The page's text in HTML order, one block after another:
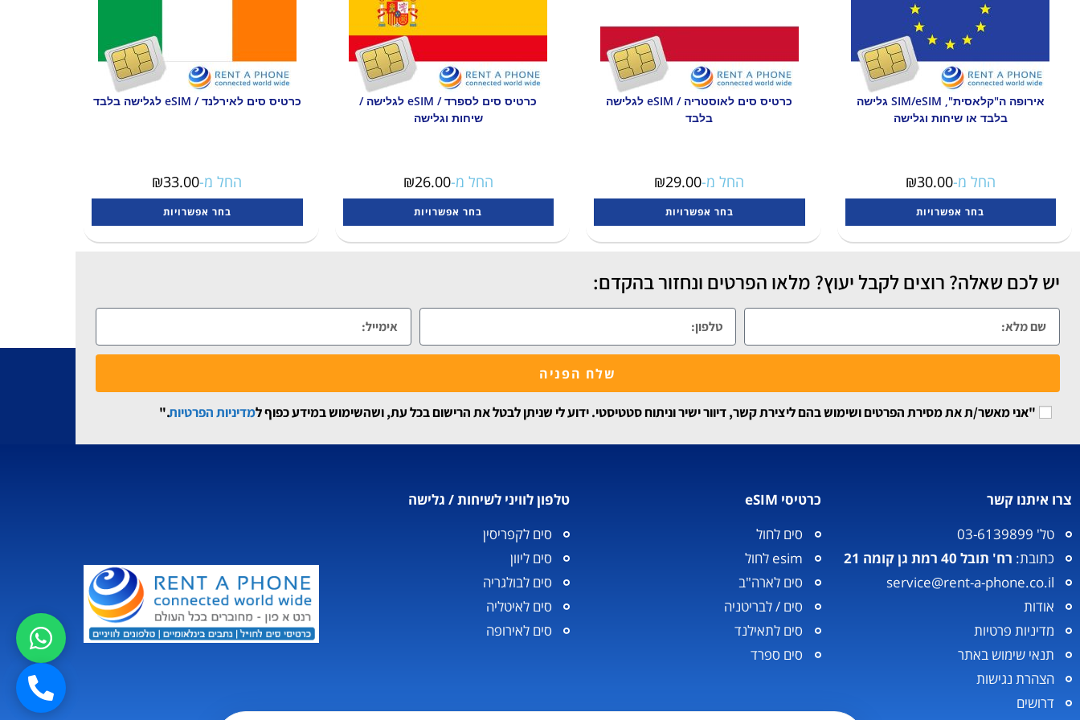
אירופה ה"קלאסית", SIM/eSIM גלישה
בלבד או שיחות וגלישה
החל מ- ₪30.00
בחר אפשרויות
כרטיס סים לאוסטריה / eSIM לגלישה
בלבד
החל מ- ₪29.00
בחר אפשרויות
כרטיס סים לספרד / eSIM לגלישה /
שיחות וגלישה
החל מ- ₪26.00
בחר אפשרויות
כרטיס סים לאירלנד / eSIM לגלישה בלבד
החל מ- ₪33.00
בחר אפשרויות
יש לכם שאלה? רוצים לקבל יעוץ? מלאו הפרטים ונחזור בהקדם:
"אני מאשר/ת את מסירת הפרטים ושימוש בהם ליצירת קשר, דיוור ישיר וניתוח סטטיסטי. ידוע לי שניתן לבטל את הרישום בכל עת, ושהשימוש במידע כפוף למדיניות הפרטיות."
שלח הפניה
צרו איתנו קשר
טל' 03-6139899
כתובת: רח' תובל 40 רמת גן קומה 21
service@rent-a-phone.co.il
אודות
מדיניות פרטיות
תנאי שימוש באתר
הצהרת נגישות
דרושים
כרטיסי eSIM
סים לחול
esim לחול
סים לארה"ב
סים / לבריטניה
סים לתאילנד
סים ספרד
טלפון לוויני לשיחות / גלישה
סים לקפריסין
סים ליוון
סים לבולגריה
סים לאיטליה
סים לאירופה